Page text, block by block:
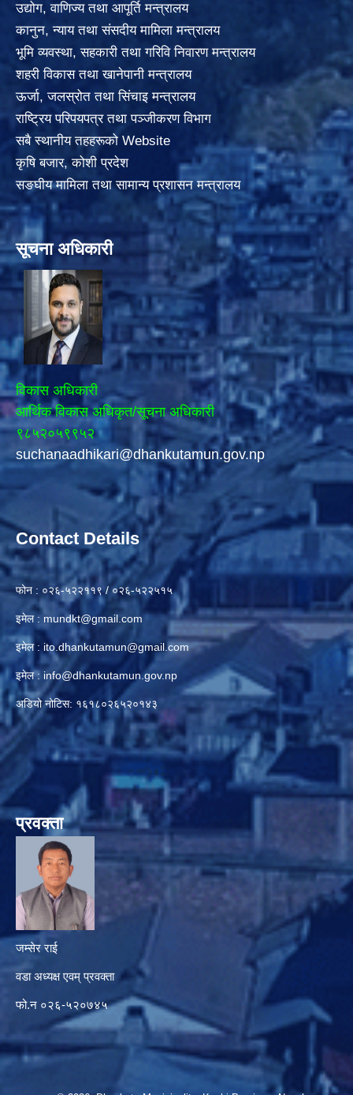
उद्योग, वाणिज्य तथा आपूर्ति मन्त्रालय
कानुन, न्याय तथा संसदीय मामिला मन्त्रालय
भूमि व्यवस्था, सहकारी तथा गरिवि निवारण मन्त्रालय
शहरी विकास तथा खानेपानी मन्त्रालय
ऊर्जा, जलस्रोत तथा सिंचाइ मन्त्रालय
राष्ट्रिय परिपयपत्र तथा पञ्जीकरण विभाग
सबै स्थानीय तहहरूको Website
कृषि बजार, कोशी प्रदेश
सङघीय मामिला तथा सामान्य प्रशासन मन्त्रालय
सूचना अधिकारी
विकास अधिकारी
आर्थिक विकास अधिकृत/सूचना अधिकारी
९८५२०५९९५२
suchanaadhikari@dhankutamun.gov.np
Contact Details
फोन : ०२६-५२२११९ / ०२६-५२२५१५
इमेल : mundkt@gmail.com
इमेल : ito.dhankutamun@gmail.com
इमेल : info@dhankutamun.gov.np
अडियो नोटिस: १६१८०२६५२०१४३
प्रवक्ता
जम्सेर राई
वडा अध्यक्ष एवम् प्रवक्ता
फो.न ०२६-५२०७४५